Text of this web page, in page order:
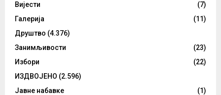
Вијести
(7)
Галерија
(11)
Друштво (4.376)
Занимљивости
(23)
Избори
(22)
ИЗДВОЈЕНО (2.596)
Јавне набавке
(1)